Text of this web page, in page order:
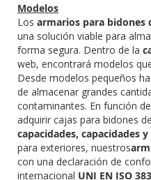
Modelos
Los armarios para bidones
una solución viable para
forma segura. Dentro de la
web, encontrará modelos
Desde modelos pequeños
de almacenar grandes
contaminantes. En función
adquirir cajas para bidones
capacidades, capacidades
para exteriores, nuestros
con una declaración de
internacional UNI EN ISO